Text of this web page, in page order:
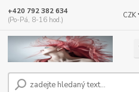
CZK
+420 792 382 634
(Po-Pá, 8-16 hod.)